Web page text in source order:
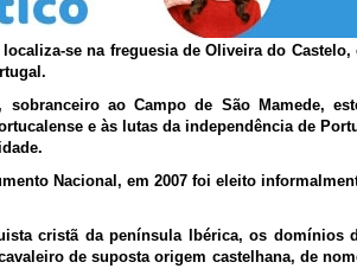
Castelo de
se na freguesia de Oliveira do
sobranceiro ao Campo de São Mamede,
e às lutas da independência de
Nacional, em 2007 foi eleito
cristã da península Ibérica, os domínios
de suposta origem castelhana, de